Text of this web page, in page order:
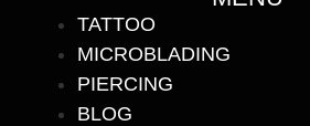
TATTOO
MICROBLADING
PIERCING
BLOG